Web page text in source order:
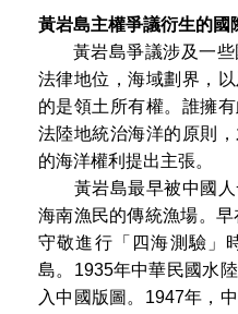
黃岩島主權爭議衍生的國
黃岩島爭議涉及一些
法律地位，海域劃界，
的是領土所有權。誰擁
法陸地統治海洋的原則
的海洋權利提出主張。
黃岩島最早被中國人
海南漁民的傳統漁場。
守敬進行「四海測驗」
島。1935年中華民國水
入中國版圖。1947年，